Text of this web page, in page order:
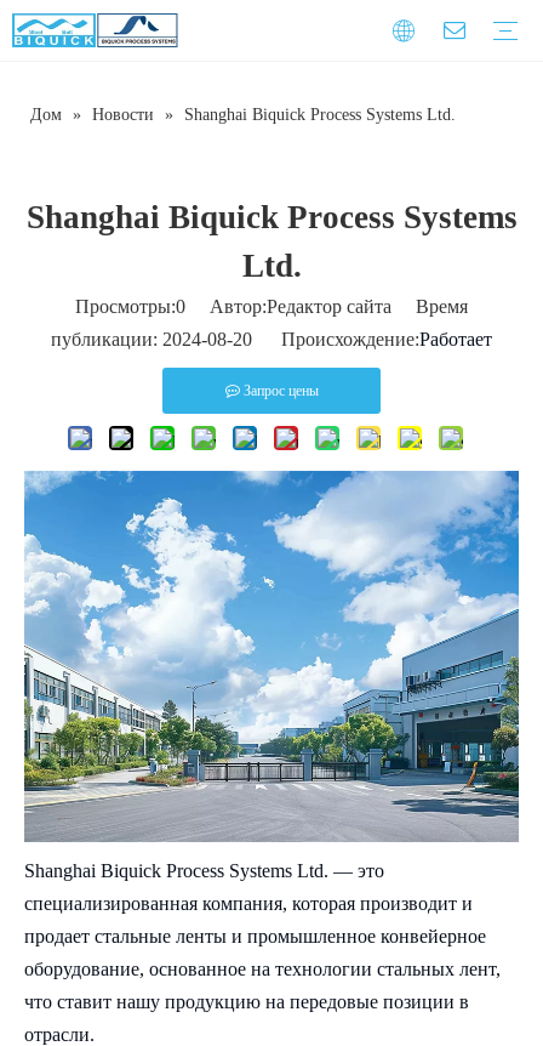
Дом » Новости » Shanghai Biquick Process Systems Ltd.
Shanghai Biquick Process Systems
Ltd.
Просмотры:0 Автор:Pедактор сайта Время
публикации: 2024-08-20 Происхождение:Работает
Запрос цены
Shanghai Biquick Process Systems Ltd. — это
специализированная компания, которая производит и
продает стальные ленты и промышленное конвейерное
оборудование, основанное на технологии стальных лент,
что ставит нашу продукцию на передовые позиции в
отрасли.